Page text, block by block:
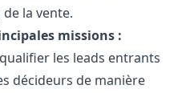
la vente.
missions :
les leads entrants
décideurs de manière